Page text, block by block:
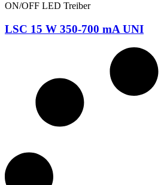
ON/OFF LED Treiber
LSC 15 W 350-700 mA UNI